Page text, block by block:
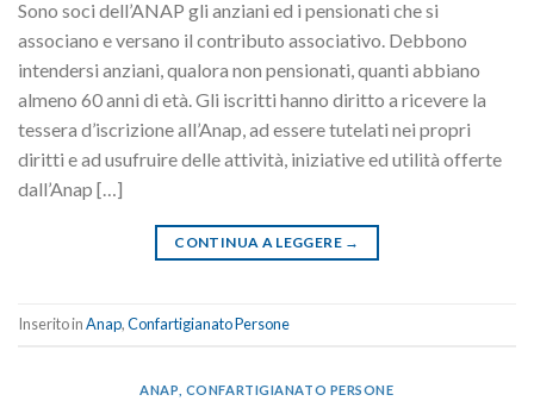
Sono soci dell’ANAP gli anziani ed i pensionati che si
associano e versano il contributo associativo. Debbono
intendersi anziani, qualora non pensionati, quanti abbiano
almeno 60 anni di età. Gli iscritti hanno diritto a ricevere la
tessera d’iscrizione all’Anap, ad essere tutelati nei propri
diritti e ad usufruire delle attività, iniziative ed utilità offerte
dall’Anap […]
CONTINUA A LEGGERE →
Inserito inAnap,Confartigianato Persone
ANAP CONFARTIGIANATO PERSONE